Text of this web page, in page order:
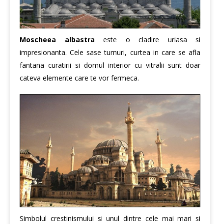
Moscheea albastra este o cladire uriasa si
impresionanta. Cele sase turnuri, curtea in care se afla
fantana curatirii si domul interior cu vitralii sunt doar
cateva elemente care te vor fermeca.
Simbolul crestinismului si unul dintre cele mai mari si